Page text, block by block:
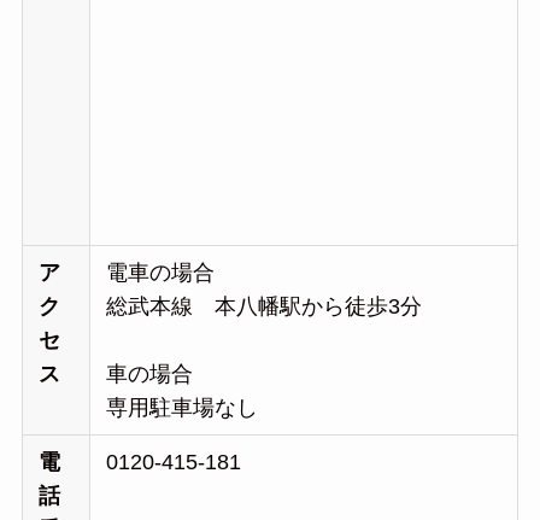
ア
ク
セ
ス
電車の場合
総武本線 本八幡駅から徒歩3分
車の場合
専用駐車場なし
電
話
0120-415-181